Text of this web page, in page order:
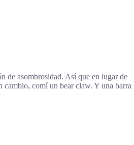
de asombrosidad. Así que en lugar de
cambio, comí un bear claw. Y una barra